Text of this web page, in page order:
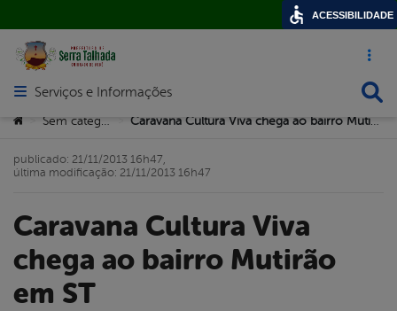
Acesso
Abrir menu principal de navegação
Serviços e Informações
Você está aqui:
> >
Caravana Cultura Viva
chega ao bairro Mutirão
em ST
publicado: 21/11/2013 16h47,
última modificação: 21/11/2013 16h47
ACESSIBILIDADE